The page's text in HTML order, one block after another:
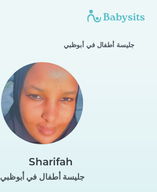
جليسة أطفال في أبوظبي
Sharifah
جليسة أطفال في أبوظبي